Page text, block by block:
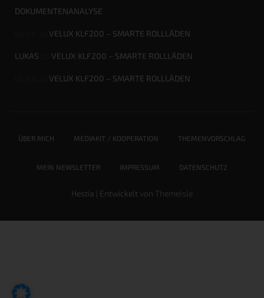
DOKUMENTENANALYSE
VELUX KLF200 – SMARTE ROLLLÄDEN
LUKAS VELUX KLF200 – SMARTE ROLLLÄDEN
VELUX KLF200 – SMARTE ROLLLÄDEN
ÜBER MICH MEDIAKIT / KOOPERATION THEMENVORSCHLAG
MEIN NEWSLETTER IMPRESSUM DATENSCHUTZ
Hestia | Entwickelt von ThemeIsle